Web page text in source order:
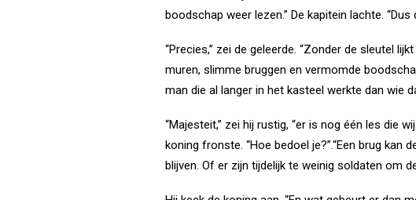
boodschap weer lezen.” De kapitein lachte.
“Precies,” zei de geleerde. “Zonder de sleutel
muren, slimme bruggen en vermomde
man die al langer in het kasteel werkte dan wie
“Majesteit,” zei hij rustig, “er is nog één les die
koning fronste. “Hoe bedoel je?”.“Een brug kan
blijven. Of er zijn tijdelijk te weinig soldaten om